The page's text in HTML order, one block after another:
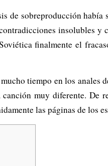
de sobreproducción
insolubles
finalmente el
tiempo en los
muy diferente. De
las páginas de los